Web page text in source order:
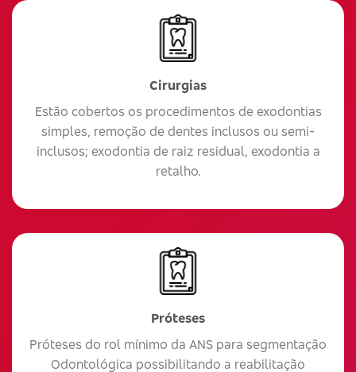
Cirurgias
Estão cobertos os procedimentos de exodontias
simples, remoção de dentes inclusos ou semi-
inclusos; exodontia de raiz residual, exodontia a
retalho.
Próteses
Próteses do rol mínimo da ANS para segmentação
Odontológica possibilitando a reabilitação